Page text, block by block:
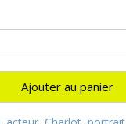
Ajouter au panier